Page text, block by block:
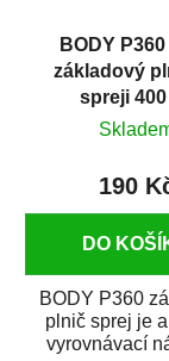
BODY
základový
spreji 400
190
DO
BODY P360
plnič sprej je
vyrovnávací